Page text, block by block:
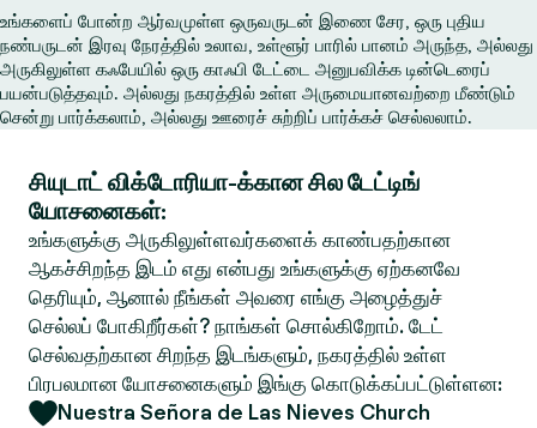
உங்களைப் போன்ற ஆர்வமுள்ள ஒருவருடன் இணை சேர, ஒரு புதிய
நண்பருடன் இரவு நேரத்தில் உலாவ, உள்ளூர் பாரில் பானம் அருந்த, அல்லது
அருகிலுள்ள கஃபேயில் ஒரு காஃபி டேட்டை அனுபவிக்க டின்டெரைப்
பயன்படுத்தவும். அல்லது நகரத்தில் உள்ள அருமையானவற்றை மீண்டும்
சென்று பார்க்கலாம், அல்லது ஊரைச் சுற்றிப் பார்க்கச் செல்லலாம்.
சியுடாட் விக்டோரியா-க்கான சில டேட்டிங்
யோசனைகள்:
உங்களுக்கு அருகிலுள்ளவர்களைக் காண்பதற்கான
ஆகச்சிறந்த இடம் எது என்பது உங்களுக்கு ஏற்கனவே
தெரியும், ஆனால் நீங்கள் அவரை எங்கு அழைத்துச்
செல்லப் போகிறீர்கள்? நாங்கள் சொல்கிறோம். டேட்
செல்வதற்கான சிறந்த இடங்களும், நகரத்தில் உள்ள
பிரபலமான யோசனைகளும் இங்கு கொடுக்கப்பட்டுள்ளன:
Nuestra Señora de Las Nieves Church